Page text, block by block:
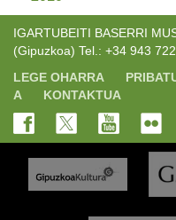
IGARTUBEITI BASERRI
(Gipuzkoa) Tel.: +34 943
LEGE OHARRA
A
KONTAKTUA